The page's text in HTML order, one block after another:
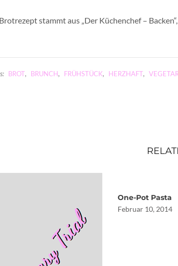
stammt aus „Der Küchenchef –
BROT, BRUNCH, FRÜHSTÜCK, HERZHAFT,
One-Pot Pasta
Februar 10, 2014